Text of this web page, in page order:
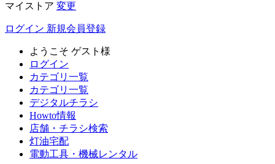
マイストア 変更
ログイン 新規会員登録
ようこそ ゲスト様
ログイン
カテゴリ一覧
カテゴリ一覧
デジタルチラシ
Howto情報
店舗・チラシ検索
灯油宅配
電動工具・機械レンタル